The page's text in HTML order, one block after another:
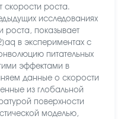
скорости роста.
исследованиях
роста, показывает
в экспериментах с
питательных
эффектами в
данные о скорости
из глобальной
поверхности
моделью,